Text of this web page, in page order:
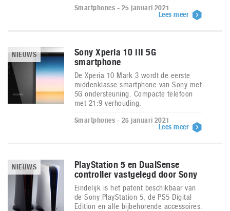
Smartphones - 25 januari 2021
Lees meer
NIEUWS
Sony Xperia 10 III 5G
smartphone
De Xperia 10 Mark 3 wordt de eerste
middenklasse smartphone van Sony met
5G ondersteuning. Compacte telefoon
met 21:9 verhouding.
Smartphones - 25 januari 2021
Lees meer
NIEUWS
PlayStation 5 en DualSense
controller vastgelegd door Sony
Eindelijk is het patent beschikbaar van
de Sony PlayStation 5, de PS5 Digital
Edition en alle bijbehorende accessoires.